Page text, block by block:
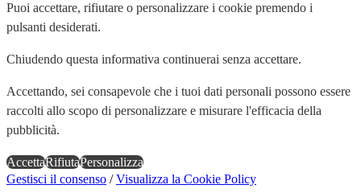
Puoi accettare, rifiutare o personalizzare i cookie premendo i
pulsanti desiderati.
Chiudendo questa informativa continuerai senza accettare.
Accettando, sei consapevole che i tuoi dati personali possono essere
raccolti allo scopo di personalizzare e misurare l'efficacia della
pubblicità.
AccettaRifiutaPersonalizza
Gestisci il consenso /Visualizza la Cookie Policy